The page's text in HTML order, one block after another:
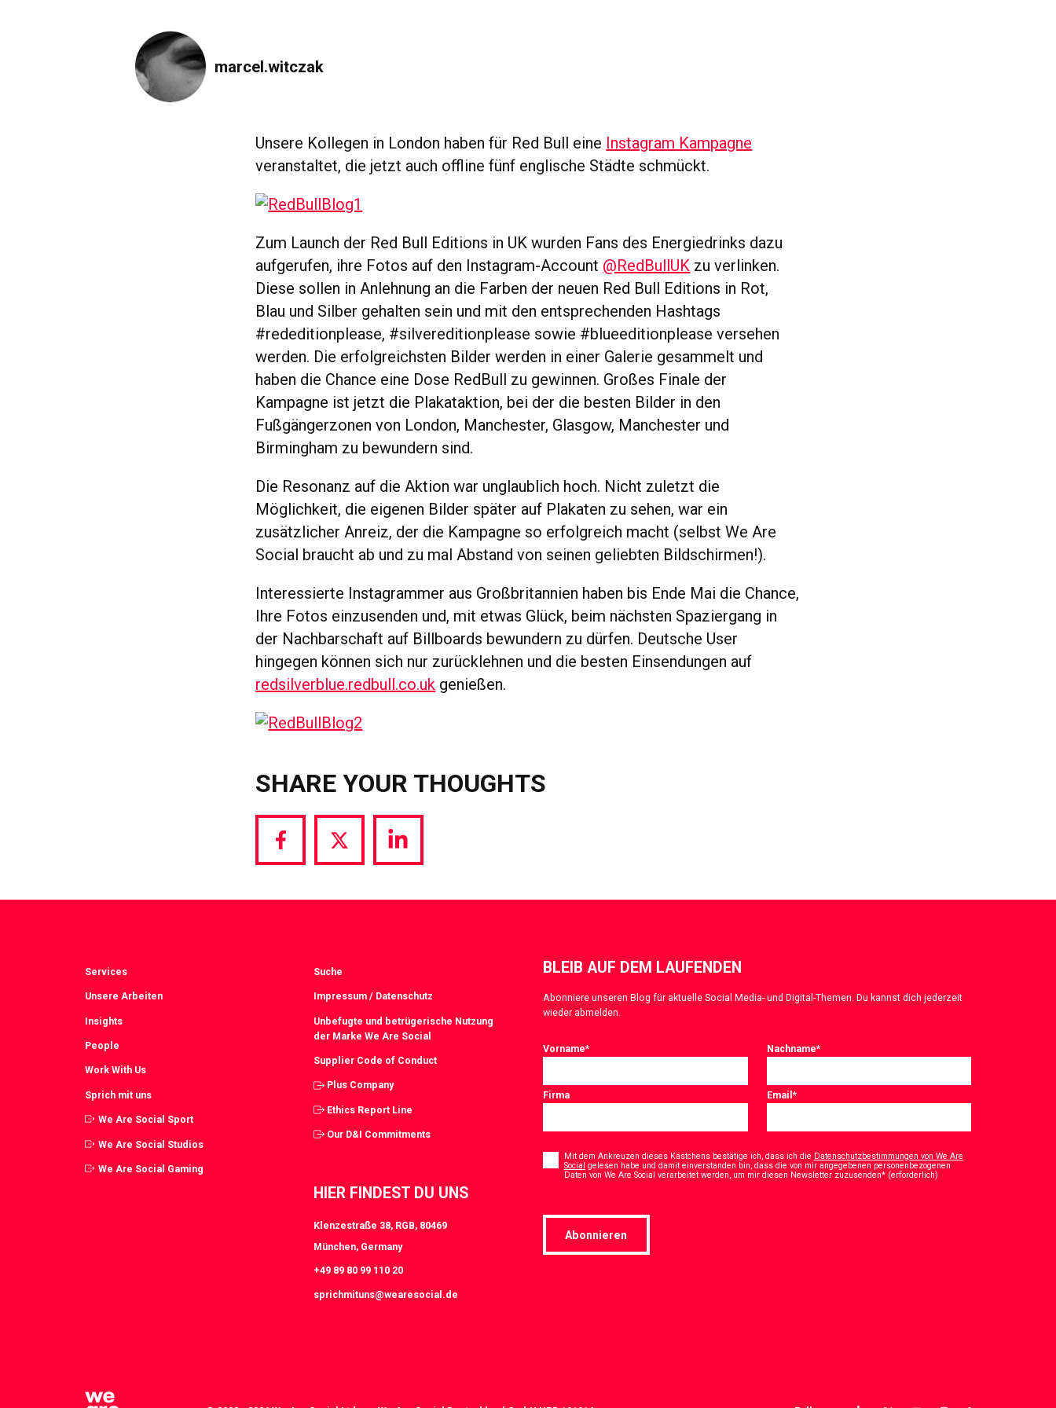
marcel.witczak
Unsere Kollegen in London haben für Red Bull eine Instagram Kampagne
veranstaltet, die jetzt auch offline fünf englische Städte schmückt.
Zum Launch der Red Bull Editions in UK wurden Fans des Energiedrinks dazu
aufgerufen, ihre Fotos auf den Instagram-Account @RedBullUK zu verlinken.
Diese sollen in Anlehnung an die Farben der neuen Red Bull Editions in Rot,
Blau und Silber gehalten sein und mit den entsprechenden Hashtags
#rededitionplease, #silvereditionplease sowie #blueeditionplease versehen
werden. Die erfolgreichsten Bilder werden in einer Galerie gesammelt und
haben die Chance eine Dose RedBull zu gewinnen. Großes Finale der
Kampagne ist jetzt die Plakataktion, bei der die besten Bilder in den
Fußgängerzonen von London, Manchester, Glasgow, Manchester und
Birmingham zu bewundern sind.
Die Resonanz auf die Aktion war unglaublich hoch. Nicht zuletzt die
Möglichkeit, die eigenen Bilder später auf Plakaten zu sehen, war ein
zusätzlicher Anreiz, der die Kampagne so erfolgreich macht (selbst We Are
Social braucht ab und zu mal Abstand von seinen geliebten Bildschirmen!).
Interessierte Instagrammer aus Großbritannien haben bis Ende Mai die Chance,
Ihre Fotos einzusenden und, mit etwas Glück, beim nächsten Spaziergang in
der Nachbarschaft auf Billboards bewundern zu dürfen. Deutsche User
hingegen können sich nur zurücklehnen und die besten Einsendungen auf
redsilverblue.redbull.co.uk genießen.
SHARE YOUR THOUGHTS
Share
Facebook
Share
Twitter
Share
LinkedIn
Services
Unsere Arbeiten
Insights
People
Work With Us
Sprich mit uns
We Are Social Sport
We Are Social Studios
We Are Social Gaming
Suche
Impressum / Datenschutz
Unbefugte und betrügerische Nutzung
der Marke We Are Social
Supplier Code of Conduct
Plus Company
Ethics Report Line
Our D&I Commitments
HIER FINDEST DU UNS
Klenzestraße 38, RGB, 80469
München, Germany
+49 89 80 99 110 20
sprichmituns@wearesocial.de
BLEIB AUF DEM LAUFENDEN
Abonniere unseren Blog für aktuelle Social Media- und Digital-Themen. Du kannst dich jederzeit
wieder abmelden.
Vorname* Nachname*
Firma Email*
* Mit dem Ankreuzen dieses Kästchens bestätige ich, dass ich die Datenschutzbestimmungen von We Are
Social gelesen habe und damit einverstanden bin, dass die von mir angegebenen personenbezogenen
Daten von We Are Social verarbeitet werden, um mir diesen Newsletter zuzusenden* (erforderlich)*
Abonnieren